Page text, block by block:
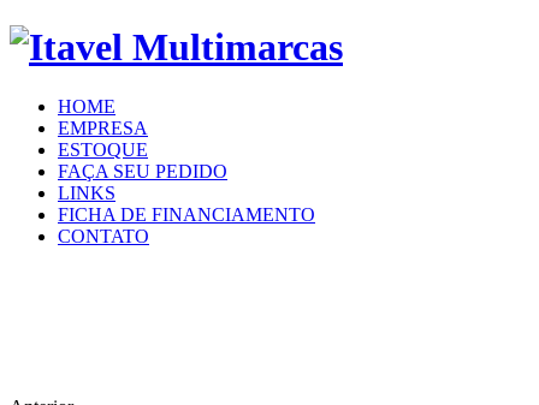
HOME
EMPRESA
ESTOQUE
FAÇA SEU PEDIDO
LINKS
FICHA DE FINANCIAMENTO
CONTATO